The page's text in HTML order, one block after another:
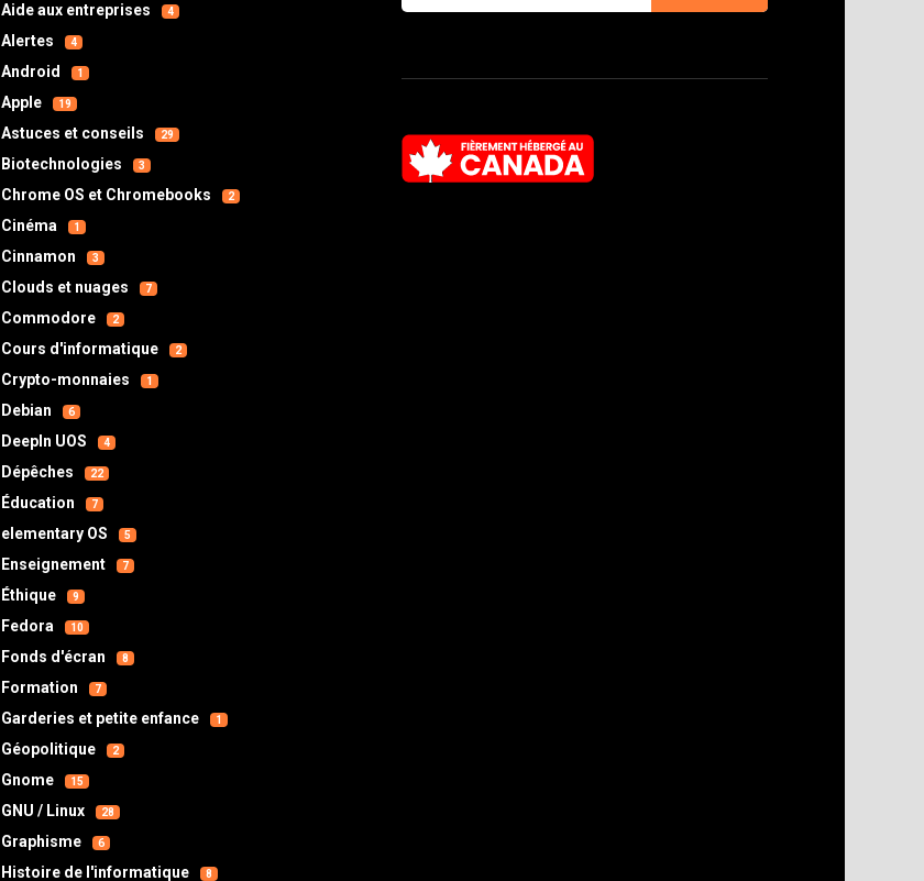
Aide aux entreprises 4
Alertes 4
Android 1
Apple 19
Astuces et conseils 29
Biotechnologies 3
Chrome OS et Chromebooks 2
Cinéma 1
Cinnamon 3
Clouds et nuages 7
Commodore 2
Cours d'informatique 2
Crypto-monnaies 1
Debian 6
DeepIn UOS 4
Dépêches 22
Éducation 7
elementary OS 5
Enseignement 7
Éthique 9
Fedora 10
Fonds d'écran 8
Formation 7
Garderies et petite enfance 1
Géopolitique 2
Gnome 15
GNU / Linux 28
Graphisme 6
Histoire de l'informatique 8